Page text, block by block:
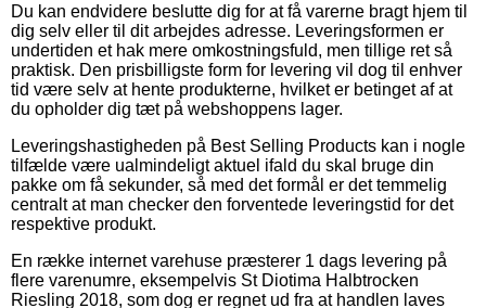
Du kan endvidere beslutte dig for at få varerne bragt hjem til
dig selv eller til dit arbejdes adresse. Leveringsformen er
undertiden et hak mere omkostningsfuld, men tillige ret så
praktisk. Den prisbilligste form for levering vil dog til enhver
tid være selv at hente produkterne, hvilket er betinget af at
du opholder dig tæt på webshoppens lager.
Leveringshastigheden på Best Selling Products kan i nogle
tilfælde være ualmindeligt aktuel ifald du skal bruge din
pakke om få sekunder, så med det formål er det temmelig
centralt at man checker den forventede leveringstid for det
respektive produkt.
En række internet varehuse præsterer 1 dags levering på
flere varenumre, eksempelvis St Diotima Halbtrocken
Riesling 2018, som dog er regnet ud fra at handlen laves